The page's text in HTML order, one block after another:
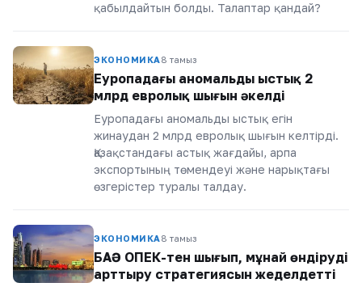
қабылдайтын болды. Талаптар қандай?
ЭКОНОМИКА8 тамыз
Еуропадағы аномальды ыстық 2
млрд евролық шығын әкелді
Еуропадағы аномальды ыстық егін
жинаудан 2 млрд евролық шығын келтірді.
Қазақстандағы астық жағдайы, арпа
экспортының төмендеуі және нарықтағы
өзгерістер туралы талдау.
ЭКОНОМИКА8 тамыз
БАӘ ОПЕК-тен шығып, мұнай өндіруді
арттыру стратегиясын жеделдетті